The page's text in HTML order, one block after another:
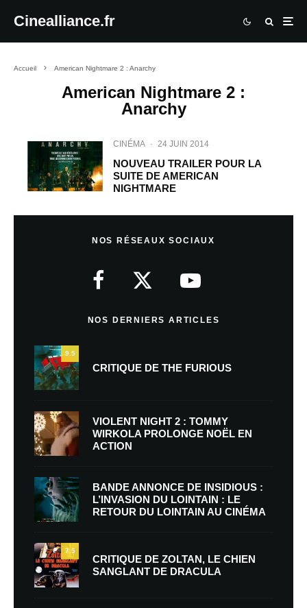
Cinealliance.fr
Accueil American Nightmare 2 : Anarchy
American Nightmare 2 :
Anarchy
CINÉMA · 24 JUIN 2014
NOUVEAU TRAILER POUR LA
SUITE DE AMERICAN
NIGHTMARE
NOS RÉSEAUX SOCIAUX
NOS DERNIERS ARTICLES
9.5
CRITIQUE DE THE FURIOUS
VIOLENT NIGHT 2 : TOMMY
WIRKOLA PROLONGE NOËL EN
ACTION
BANDE ANNONCE DE INSIDIOUS :
L’INVASION DU LOINTAIN : LE
RETOUR DU LOINTAIN AU CINÉMA
7.5
CRITIQUE DE ZOLTAN, LE CHIEN
SANGLANT DE DRACULA